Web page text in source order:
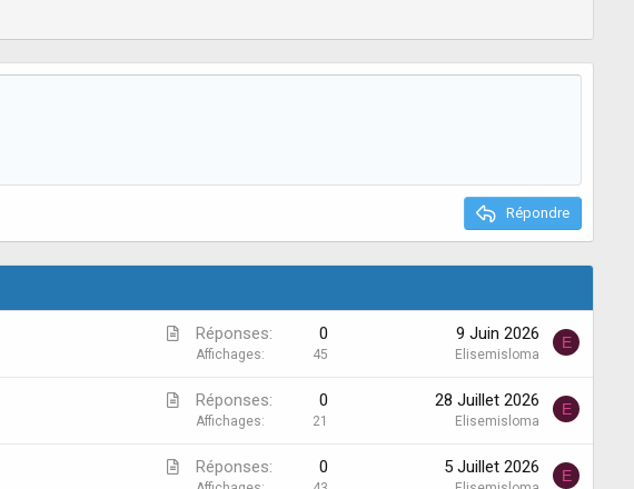
Répondre
A
i
e
Réponses 0
Affichages 45
9 Juin 2026
Elisemisloma
E
A
i
Réponses 0
Affichages 21
28 Juillet 2026
Elisemisloma
E
A
Réponses 0 5 Juillet 2026 E